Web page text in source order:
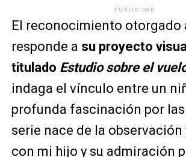
PUBLICIDAD
El reconocimiento otorgado
responde a su proyecto visual
titulado Estudio sobre el
indaga el vínculo entre un
profunda fascinación por las
serie nace de la observación
con mi hijo y su admiración